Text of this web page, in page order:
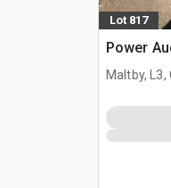
Lot 817
Power
Maltby, L3,